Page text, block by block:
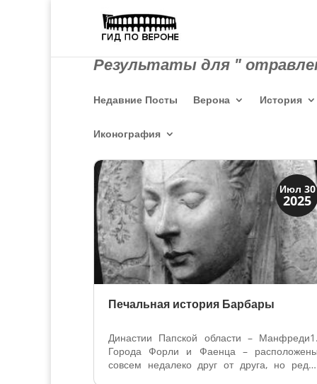
Результаты для "
Недавние Посты Верона История
Иконография
Июл 30
2025
Династии
Папская область
Печальная история Барбары
Династии Папской области – Манфреди1.
Города Форли и Фаенца – расположены
совсем недалеко друг от друга, но редко